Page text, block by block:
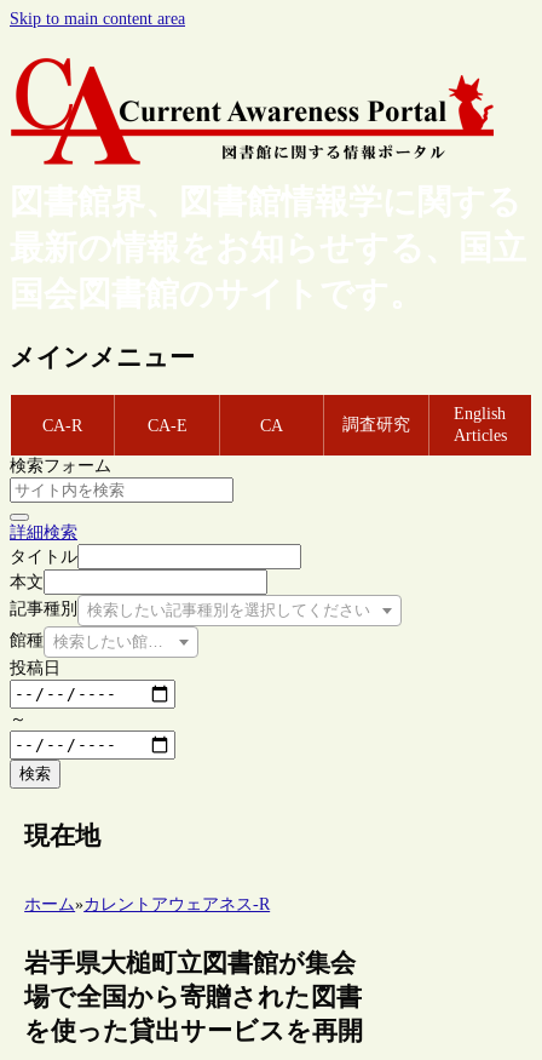
Skip to main content area
図書館界、図書館情報学に関する
最新の情報をお知らせする、国立
国会図書館のサイトです。
メインメニュー
CA-R CA-E CA 調査研究
English
Articles
検索フォーム
詳細検索
タイトル
本文
記事種別
検索したい記事種別を選択してください
館種 検索したい館種を選択してください
投稿日
～
検索
現在地
ホーム»カレントアウェアネス-R
岩手県大槌町立図書館が集会
場で全国から寄贈された図書
を使った貸出サービスを再開